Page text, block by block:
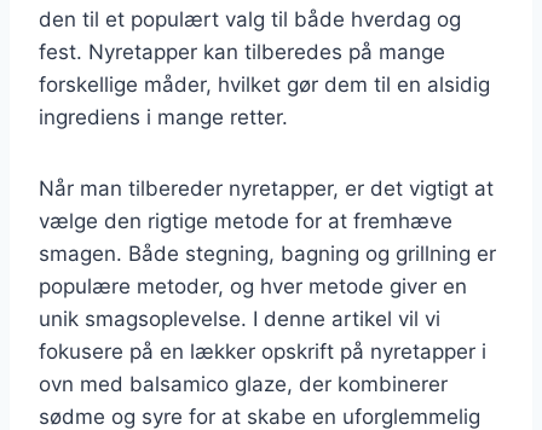
den til et populært valg til både hverdag og
fest. Nyretapper kan tilberedes på mange
forskellige måder, hvilket gør dem til en alsidig
ingrediens i mange retter.
Når man tilbereder nyretapper, er det vigtigt at
vælge den rigtige metode for at fremhæve
smagen. Både stegning, bagning og grillning er
populære metoder, og hver metode giver en
unik smagsoplevelse. I denne artikel vil vi
fokusere på en lækker opskrift på nyretapper i
ovn med balsamico glaze, der kombinerer
sødme og syre for at skabe en uforglemmelig